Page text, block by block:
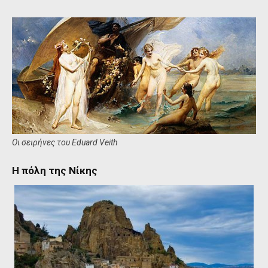
Οι σειρήνες του Eduard Veith
Η πόλη της Νίκης